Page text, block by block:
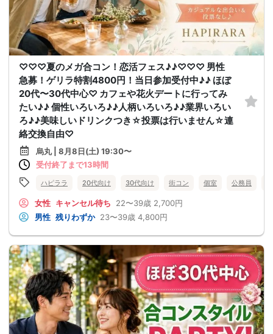
♡♡♡夏のメガ合コン！恋活フェス♪♪♡♡♡ 男性
急募！ゲリラ特割4800円！当日参加受付中♪♪ ほぼ
20代〜30代中心♡ カフェや花火デートに行ってみ
たい♪♪ 個性いろいろ♪♪人柄いろいろ♪♪業界いろい
ろ♪♪美味しいドリンクつき☆投票は行いません☆連
絡交換自由♡
烏丸 | 8月8日(土) 19:30〜
受付終了まで13時間
ハピララ 20代向け 30代向け 街コン 個室 公務員
女性 キャンセル待ち 22〜39歳 2,700円
男性 残りわずか 23〜39歳 4,800円